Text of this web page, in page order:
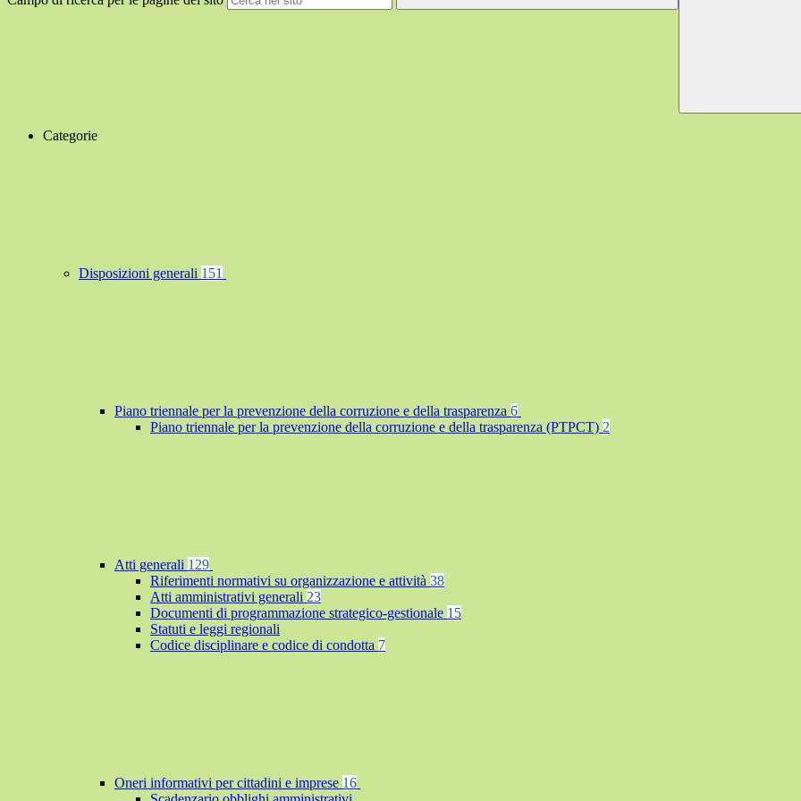
Categorie
Disposizioni generali 151
Piano triennale per la prevenzione della corruzione e della trasparenza 6
Piano triennale per la prevenzione della corruzione e della trasparenza (PTPCT) 2
Atti generali 129
Riferimenti normativi su organizzazione e attività 38
Atti amministrativi generali 23
Documenti di programmazione strategico-gestionale 15
Statuti e leggi regionali
Codice disciplinare e codice di condotta 7
Oneri informativi per cittadini e imprese 16